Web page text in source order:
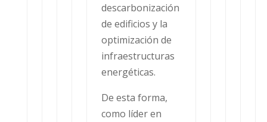
descarbonización
de edificios y la
optimización de
infraestructuras
energéticas.
De esta forma,
como líder en